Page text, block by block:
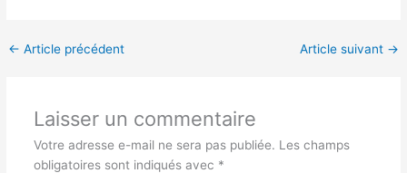
← Article précédent Article suivant →
Laisser un commentaire
Votre adresse e-mail ne sera pas publiée. Les champs
obligatoires sont indiqués avec *